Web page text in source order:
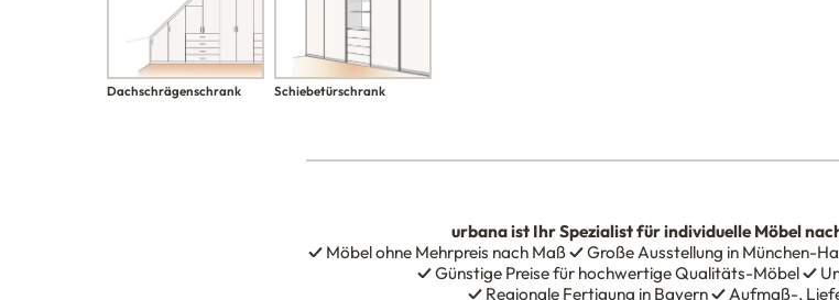
Dachschrägenschrank Schiebetürschrank
urbanaist Ihr Spezialist für individuelle Möbel
✓Möbel ohne Mehrpreis nach Maß✓Große Ausstellung in München-
✓Günstige Preise für hochwertige Qualitäts-Möbel✓
✓Regionale Fertigung in Bayern✓Aufmaß-,